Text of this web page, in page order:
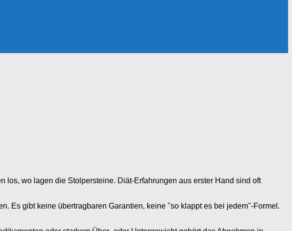
los, wo lagen die Stolpersteine. Diät-Erfahrungen aus erster Hand sind oft
Es gibt keine übertragbaren Garantien, keine "so klappt es bei jedem"-Formel.